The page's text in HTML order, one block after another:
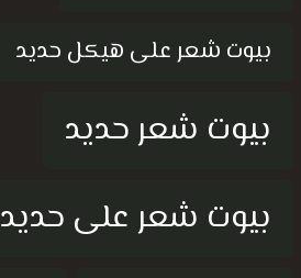
بيوت شعر على هيكل حديد
بيوت شعر حديد
بيوت شعر على حديد